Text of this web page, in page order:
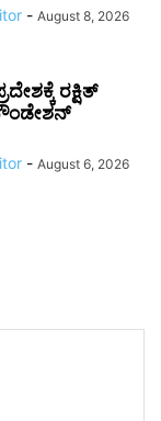
- August 8, 2026
ರಕ್ಷಿತ್
- August 6, 2026